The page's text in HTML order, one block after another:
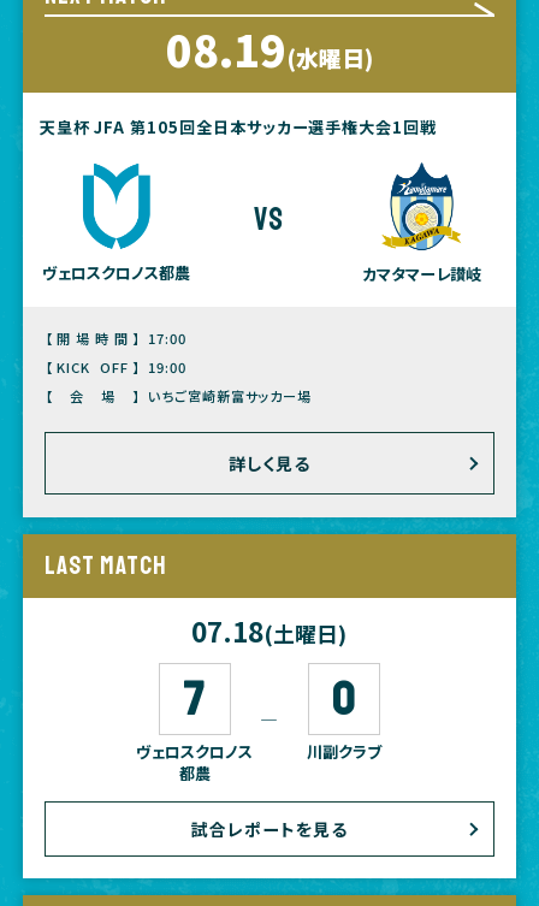
08.19(水曜日)
天皇杯 JFA 第105回全日本サッカー選手権大会1回戦
ヴェロスクロノス都農
vs
カマタマーレ讃岐
【開場時間】
17:00
【KICK OFF】
19:00
【会場】
いちご宮崎新富サッカー場
詳しく見る
LAST MATCH
07.18(土曜日)
7
ヴェロスクロノス
都農
― 0
川副クラブ
試合レポートを見る